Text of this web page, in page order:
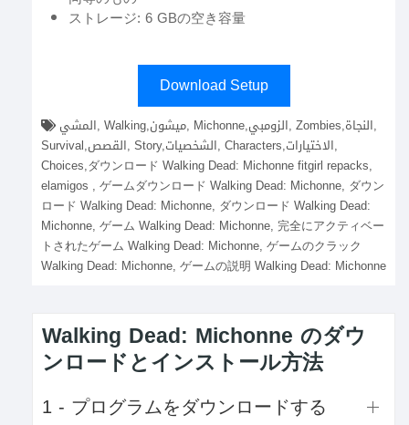
ストレージ: 6 GBの空き容量
Download Setup
Survival,القصص, Story,الشخصيات, Characters,الاختيارات,
Choices,ダウンロード Walking Dead: Michonne fitgirl repacks,
elamigos , ゲームダウンロード Walking Dead: Michonne, ダウン
ロード Walking Dead: Michonne, ダウンロード Walking Dead:
Michonne, ゲーム Walking Dead: Michonne, 完全にアクティベー
トされたゲーム Walking Dead: Michonne, ゲームのクラック
Walking Dead: Michonne, ゲームの説明 Walking Dead: Michonne
Walking Dead: Michonne のダウ
ンロードとインストール方法
1 - プログラムをダウンロードする